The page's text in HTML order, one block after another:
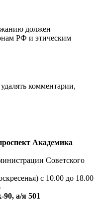
должен
РФ и этическим
комментарии,
Академика
Советского
с 10.00 до 18.00
90, а/я 501